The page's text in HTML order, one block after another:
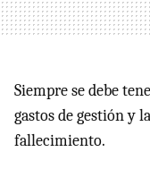
Siempre se debe
gastos de gestión y
fallecimiento.